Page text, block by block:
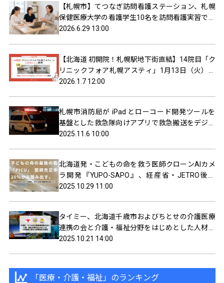
【札幌市】てつなぎ訪問看護ステーション、札幌
保健医療大学の看護学生10名を訪問看護実習で受
け入れ
2026.6.29 13:00
【北海道 初開院！札幌駅地下街直結】14院目「ク
リニックフォア札幌アスティ」1月13日（火）に
開院
2026.1.7 12:00
札幌市消防局が iPad とローコード開発ツールを
基盤とした救急隊向けアプリで救急搬送をデジタ
ル化
2025.11.6 10:00
北海道発・こどもの命を救う医師クローンAIカメ
ラ開発『YUPO-SAPO』、経産省・JETRO後援
「始動ネクストイノベーター」第2ステージ進出
2025.10.29 11:00
タイミー、北海道千歳市およびちとせの介護医療
連携の会と介護・福祉分野をはじめとした人材確
保に関する連携協定を締結
2025.10.21 14:00
「医療・介護・福祉」のランキング